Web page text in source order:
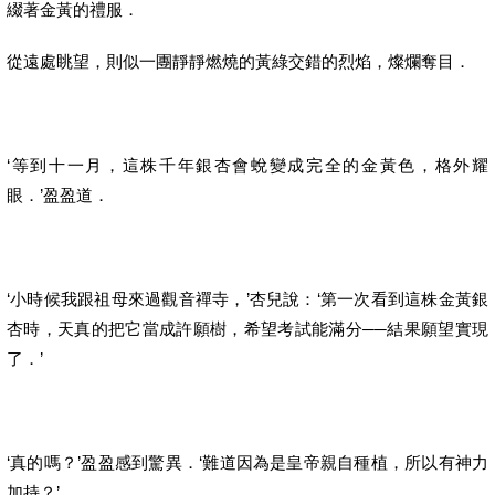
綴著金黃的禮服．
從遠處眺望，則似一團靜靜燃燒的黃綠交錯的烈焰，燦爛奪目．
‘等到十一月，這株千年銀杏會蛻變成完全的金黃色，格外耀
眼．’盈盈道．
‘小時候我跟祖母來過觀音禪寺，’杏兒說：‘第一次看到這株金黃銀
杏時，天真的把它當成許願樹，希望考試能滿分──結果願望實現
了．’
‘真的嗎？’盈盈感到驚異．‘難道因為是皇帝親自種植，所以有神力